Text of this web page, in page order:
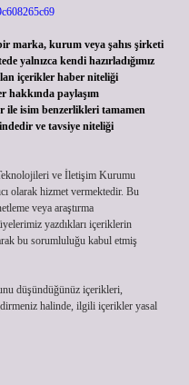
marka, kurum veya şahıs şirketi
yalnızca kendi hazırladığımız
içerikler haber niteliği
hakkında paylaşım
ile isim benzerlikleri tamamen
ve tavsiye niteliği
ve İletişim Kurumu
olarak hizmet vermektedir. Bu
veya araştırma
yazdıkları içeriklerin
bu sorumluluğu kabul etmiş
düşündüğünüz içerikleri,
halinde, ilgili içerikler yasal